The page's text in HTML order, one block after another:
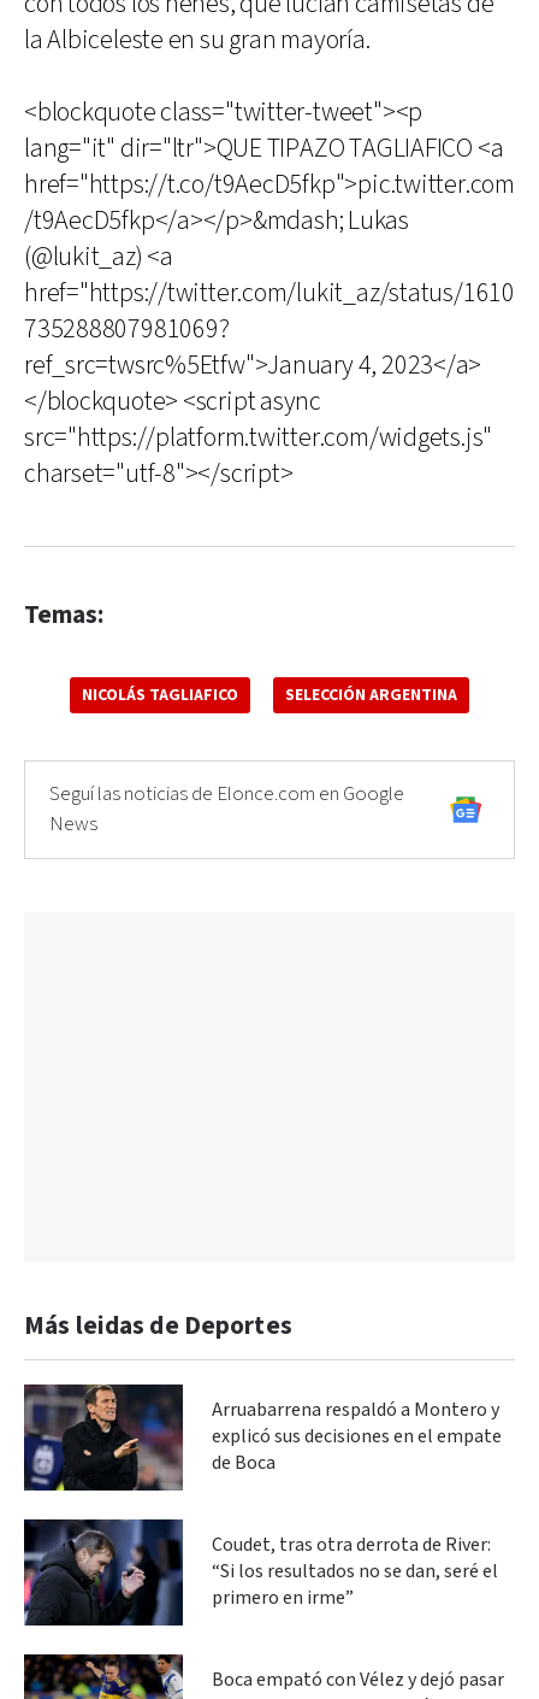
la Albiceleste en su gran mayoría.
<blockquote class="twitter-tweet"><p
lang="it" dir="ltr">QUE TIPAZO TAGLIAFICO <a
href="https://t.co/t9AecD5fkp">pic.twitter.com
/t9AecD5fkp</a></p>&mdash; Lukas
(@lukit_az) <a
href="https://twitter.com/lukit_az/status/1610
735288807981069?
ref_src=twsrc%5Etfw">January 4, 2023</a>
</blockquote> <script async
src="https://platform.twitter.com/widgets.js"
charset="utf-8"></script>
Temas:
NICOLÁS TAGLIAFICO SELECCIÓN ARGENTINA
Seguí las noticias de Elonce.com en Google
News
Más leidas de Deportes
Arruabarrena respaldó a Montero y
explicó sus decisiones en el empate
de Boca
Coudet, tras otra derrota de River:
“Si los resultados no se dan, seré el
primero en irme”
Boca empató con Vélez y dejó pasar